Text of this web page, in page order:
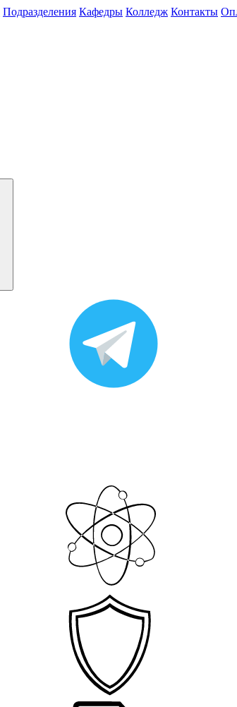
Подразделения Кафедры Колледж Контакты